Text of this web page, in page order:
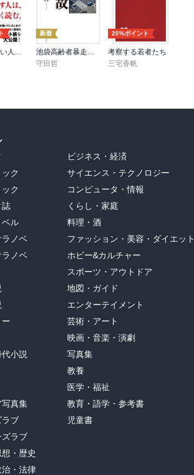
「話が面白い人」は何をどう読んでいるのか（新潮新書）
新着
池袋高齢者暴走事故 遺族と加害者家族の2060日
守田哲
20%ポイント
考察する若者たち
三宅香帆
ク
ク
誌
ベル
ラノベ
ノベ
ー
代小説
写真集
ラブ
ズラブ
・歴史
・法律
ビジネス・経済
サイエンス・テクノロジー
コンピュータ・情報
くらし・家庭
料理・酒
ファッション・美容・ダイエット
ホビー&カルチャー
スポーツ・アウトドア
地図・ガイド
エンターテイメント
芸術・アート
映画・音楽・演劇
写真集
教養
医学・福祉
教育・語学・参考書
児童書